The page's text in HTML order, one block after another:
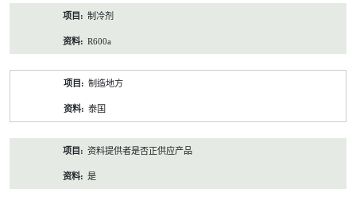
制冷剂
R600a
制造地方
泰国
资料提供者是否正供应产品
是